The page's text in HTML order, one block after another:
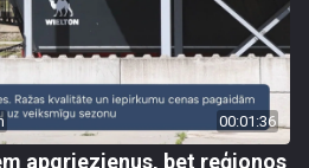
00:01:36
apgriezienus, bet reģionos